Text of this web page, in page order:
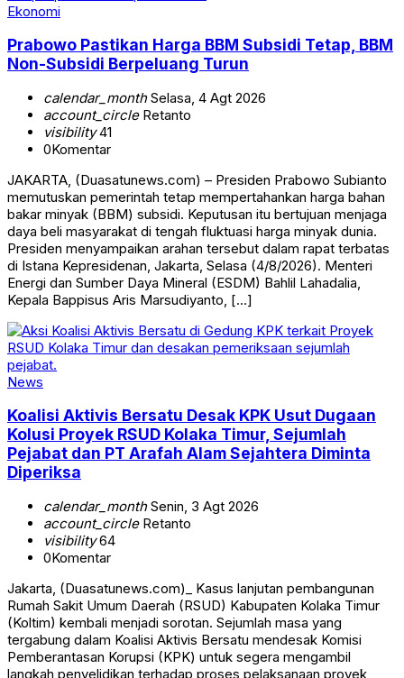
Ekonomi
Prabowo Pastikan Harga BBM Subsidi Tetap, BBM
Non-Subsidi Berpeluang Turun
calendar_monthSelasa, 4 Agt 2026
account_circleRetanto
visibility41
0Komentar
JAKARTA, (Duasatunews.com) – Presiden Prabowo Subianto
memutuskan pemerintah tetap mempertahankan harga bahan
bakar minyak (BBM) subsidi. Keputusan itu bertujuan menjaga
daya beli masyarakat di tengah fluktuasi harga minyak dunia.
Presiden menyampaikan arahan tersebut dalam rapat terbatas
di Istana Kepresidenan, Jakarta, Selasa (4/8/2026). Menteri
Energi dan Sumber Daya Mineral (ESDM) Bahlil Lahadalia,
Kepala Bappisus Aris Marsudiyanto, […]
News
Koalisi Aktivis Bersatu Desak KPK Usut Dugaan
Kolusi Proyek RSUD Kolaka Timur, Sejumlah
Pejabat dan PT Arafah Alam Sejahtera Diminta
Diperiksa
calendar_monthSenin, 3 Agt 2026
account_circleRetanto
visibility64
0Komentar
Jakarta, (Duasatunews.com)_ Kasus lanjutan pembangunan
Rumah Sakit Umum Daerah (RSUD) Kabupaten Kolaka Timur
(Koltim) kembali menjadi sorotan. Sejumlah masa yang
tergabung dalam Koalisi Aktivis Bersatu mendesak Komisi
Pemberantasan Korupsi (KPK) untuk segera mengambil
langkah penyelidikan terhadap proses pelaksanaan proyek